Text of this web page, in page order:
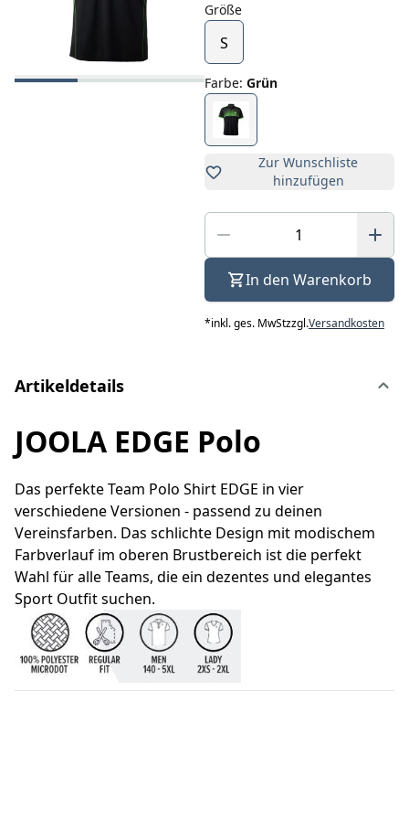
Größe
S
Farbe: Grün
Zur Wunschliste
hinzufügen
In den Warenkorb
*inkl. ges. MwStzzgl.Versandkosten
Artikeldetails
JOOLA EDGE Polo
Das perfekte Team Polo Shirt EDGE in vier
verschiedene Versionen - passend zu deinen
Vereinsfarben. Das schlichte Design mit modischem
Farbverlauf im oberen Brustbereich ist die perfekt
Wahl für alle Teams, die ein dezentes und elegantes
Sport Outfit suchen.